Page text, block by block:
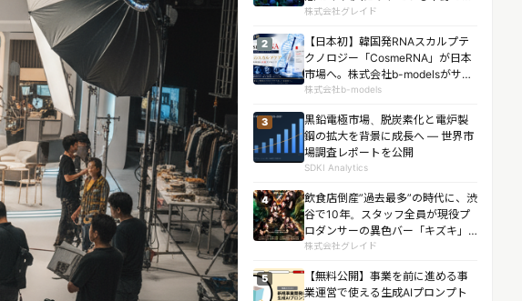
「ネオスナックがおー」リニュー
株式会社グレイド
2
【日本初】韓国発RNAスカルプテ
クノロジー「CosmeRNA」が日本
市場へ。株式会社b-modelsがサロ
ン向け導入を開始。エアインジェ
実施。
株式会社b-models
3
黒鉛電極市場、脱炭素化と電炉製
鋼の拡大を背景に成長へ ― 世界市
場調査レポートを公開
SDKI Analytics
4
飲食店倒産”過去最多”の時代に、渋
谷で10年。スタッフ全員が現役プ
ロダンサーの異色バー「キズキ」
が10周年記念ショー「Ｘ-エック
株式会社グレイド
5
【無料公開】事業を前に進める事
業運営で使える生成AIプロンプト